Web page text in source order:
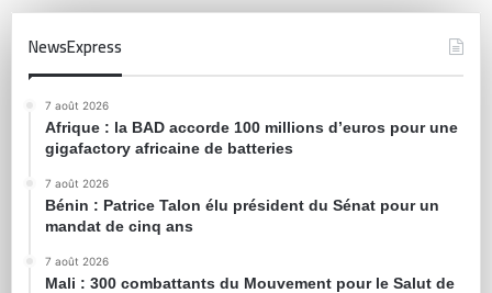
NewsExpress
7 août 2026
Afrique : la BAD accorde 100 millions d’euros pour une
gigafactory africaine de batteries
7 août 2026
Bénin : Patrice Talon élu président du Sénat pour un
mandat de cinq ans
7 août 2026
Mali : 300 combattants du Mouvement pour le Salut de